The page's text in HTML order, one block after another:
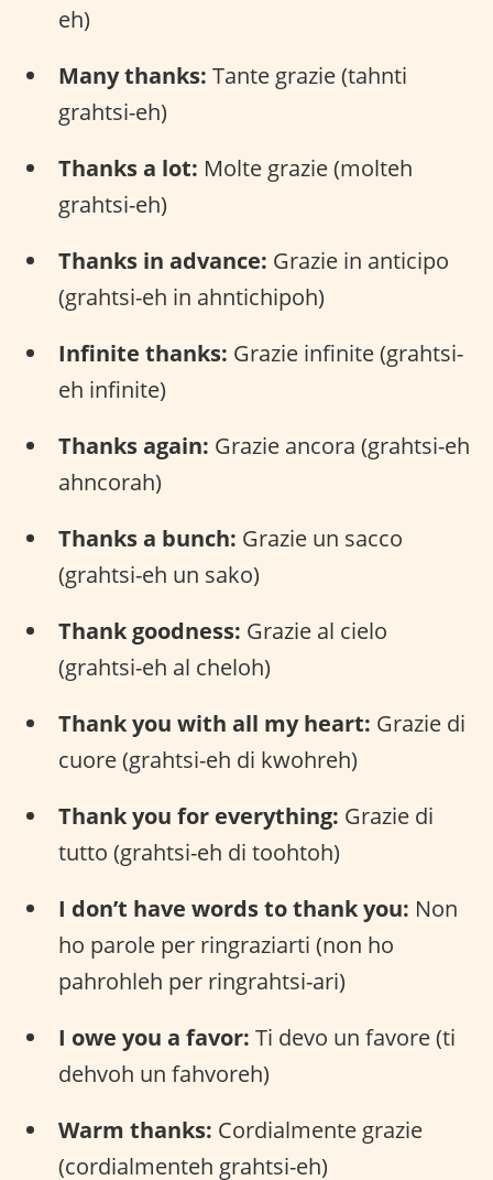
eh)
Many thanks: Tante grazie (tahnti
grahtsi-eh)
Thanks a lot: Molte grazie (molteh
grahtsi-eh)
Thanks in advance: Grazie in anticipo
(grahtsi-eh in ahntichipoh)
Infinite thanks: Grazie infinite (grahtsi-
eh infinite)
Thanks again: Grazie ancora (grahtsi-eh
ahncorah)
Thanks a bunch: Grazie un sacco
(grahtsi-eh un sako)
Thank goodness: Grazie al cielo
(grahtsi-eh al cheloh)
Thank you with all my heart: Grazie di
cuore (grahtsi-eh di kwohreh)
Thank you for everything: Grazie di
tutto (grahtsi-eh di toohtoh)
I don’t have words to thank you: Non
ho parole per ringraziarti (non ho
pahrohleh per ringrahtsi-ari)
I owe you a favor: Ti devo un favore (ti
dehvoh un fahvoreh)
Warm thanks: Cordialmente grazie
(cordialmenteh grahtsi-eh)